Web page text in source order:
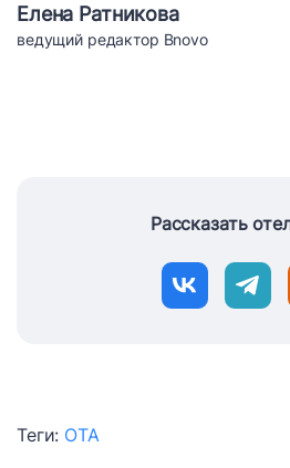
Елена Ратникова
ведущий редактор Bnovo
Рассказать
Теги: OTA